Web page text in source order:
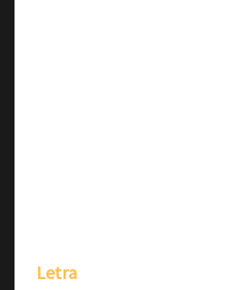
Letra